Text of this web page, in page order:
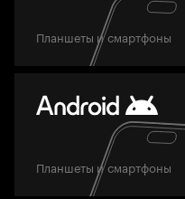
Планшеты и смартфоны
Планшеты и смартфоны